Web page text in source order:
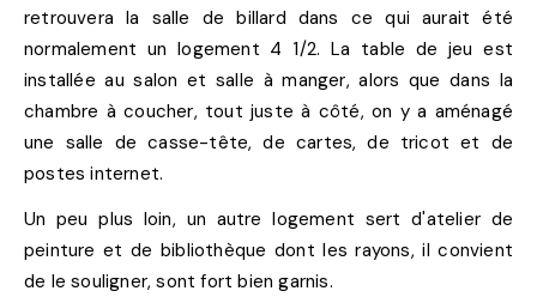
retrouvera la salle de billard dans ce qui aurait été
normalement un logement 4 1/2. La table de jeu est
installée au salon et salle à manger, alors que dans la
chambre à coucher, tout juste à côté, on y a aménagé
une salle de casse-tête, de cartes, de tricot et de
postes internet.
Un peu plus loin, un autre logement sert d'atelier de
peinture et de bibliothèque dont les rayons, il convient
de le souligner, sont fort bien garnis.